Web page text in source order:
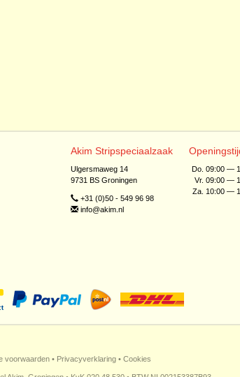
Akim Stripspeciaalzaak
Ulgersmaweg 14
9731 BS Groningen
+31 (0)50 - 549 96 98
info@akim.nl
Do. 09:00 —
Vr. 09:00 —
Za. 10:00 —
voorwaarden • Privacyverklaring • Cookies